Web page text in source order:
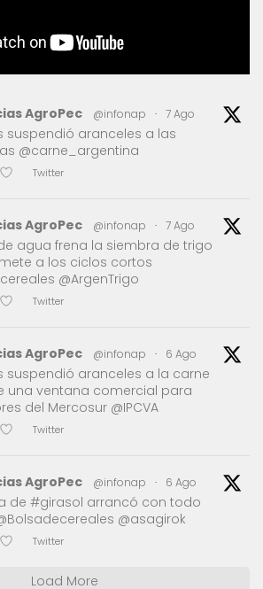
AgroPec @infonap · 7 Ago
suspendió aranceles a las
@carne_argentina
Twitter
AgroPec @infonap · 7 Ago
agua frena la siembra de trigo
a los ciclos cortos
@ArgenTrigo
Twitter
AgroPec @infonap · 6 Ago
suspendió aranceles a la carne
una ventana comercial para
del Mercosur @IPCVA
Twitter
AgroPec @infonap · 6 Ago
de #girasol arrancó con todo
@asagirok
Twitter
Load More